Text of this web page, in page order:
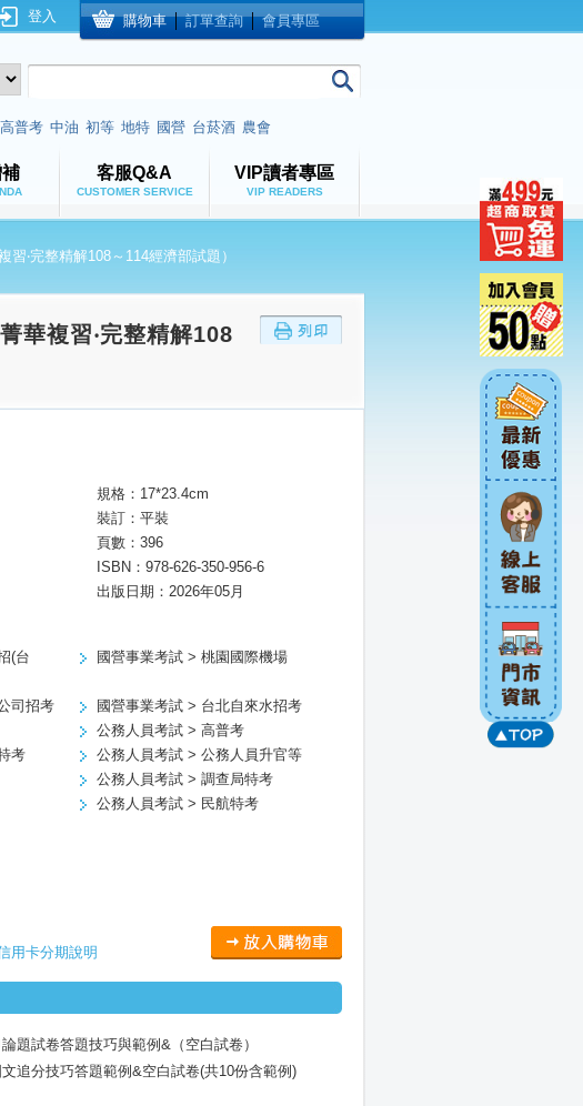
購物車 │訂單查詢 │會員專區
登入
高普考 中油 初等 地特 國營 台菸酒 農會
客服Q&A
CUSTOMER SERVICE
VIP讀者專區
VIP READERS
‧完整精解108～114經濟部試題）
華複習‧完整精解108
規格：17*23.4cm
裝訂：平裝
頁數：396
ISBN：978-626-350-956-6
出版日期：2026年05月
(台
國營事業考試 > 桃園國際機場
司招考
國營事業考試 > 台北自來水招考
公務人員考試 > 高普考
考
公務人員考試 > 公務人員升官等
公務人員考試 > 調查局特考
公務人員考試 > 民航特考
用卡分期說明
題試卷答題技巧與範例&（空白試卷）
追分技巧答題範例&空白試卷(共10份含範例)